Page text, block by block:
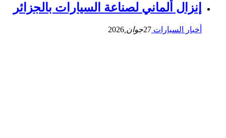
إنزال ألماني لصناعة السيارات بالجزائر
أخبار السيارات 27جوان, 2026